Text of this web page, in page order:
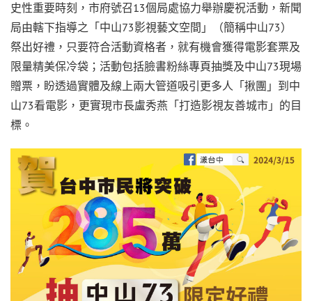
史性重要時刻，市府號召13個局處協力舉辦慶祝活動，新聞
局由轄下指導之「中山73影視藝文空間」（簡稱中山73）
祭出好禮，只要符合活動資格者，就有機會獲得電影套票及
限量精美保冷袋；活動包括臉書粉絲專頁抽獎及中山73現場
贈票，盼透過實體及線上兩大管道吸引更多人「揪團」到中
山73看電影，更實現市長盧秀燕「打造影視友善城市」的目
標。